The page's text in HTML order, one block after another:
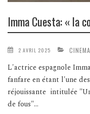
Imma Cuesta: « la
2 AVRIL 2025 CINEMA
L'actrice espagnole
fanfare en étant l'une
réjouissante intitulée
de fous"...